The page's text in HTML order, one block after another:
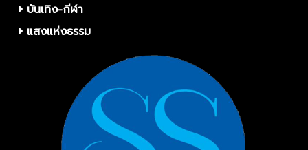
บันเทิง-กีฬา
แสงแห่งธรรม